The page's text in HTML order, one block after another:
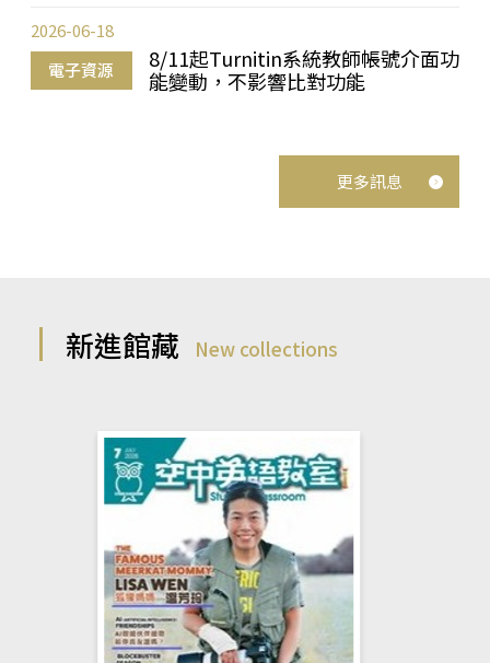
電子資源
8/11起Turnitin系統教師帳號介面功
能變動，不影響比對功能
2026-06-18
更多訊息
新進館藏 New collections